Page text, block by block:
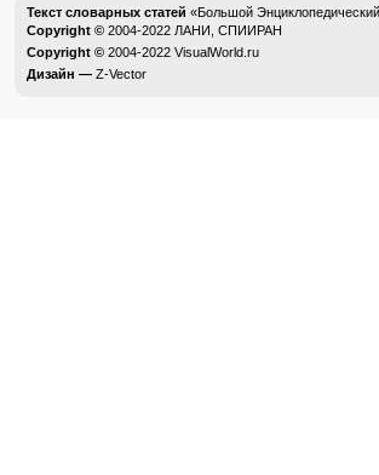
Текст словарных статей «Большой
Copyright © 2004-2022 ЛАНИ, СПИИРАН
Copyright © 2004-2022 VisualWorld.ru
Дизайн — Z-Vector